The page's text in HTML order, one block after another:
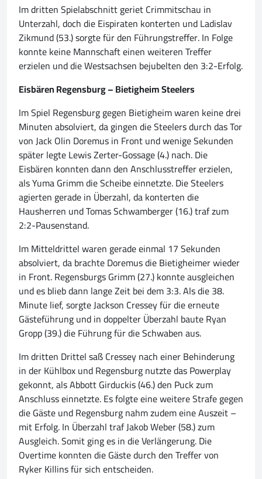
Im dritten Spielabschnitt geriet Crimmitschau in
Unterzahl, doch die Eispiraten konterten und Ladislav
Zikmund (53.) sorgte für den Führungstreffer. In Folge
konnte keine Mannschaft einen weiteren Treffer
erzielen und die Westsachsen bejubelten den 3:2-Erfolg.
Eisbären Regensburg – Bietigheim Steelers
Im Spiel Regensburg gegen Bietigheim waren keine drei
Minuten absolviert, da gingen die Steelers durch das Tor
von Jack Olin Doremus in Front und wenige Sekunden
später legte Lewis Zerter-Gossage (4.) nach. Die
Eisbären konnten dann den Anschlusstreffer erzielen,
als Yuma Grimm die Scheibe einnetzte. Die Steelers
agierten gerade in Überzahl, da konterten die
Hausherren und Tomas Schwamberger (16.) traf zum
2:2-Pausenstand.
Im Mitteldrittel waren gerade einmal 17 Sekunden
absolviert, da brachte Doremus die Bietigheimer wieder
in Front. Regensburgs Grimm (27.) konnte ausgleichen
und es blieb dann lange Zeit bei dem 3:3. Als die 38.
Minute lief, sorgte Jackson Cressey für die erneute
Gästeführung und in doppelter Überzahl baute Ryan
Gropp (39.) die Führung für die Schwaben aus.
Im dritten Drittel saß Cressey nach einer Behinderung
in der Kühlbox und Regensburg nutzte das Powerplay
gekonnt, als Abbott Girduckis (46.) den Puck zum
Anschluss einnetzte. Es folgte eine weitere Strafe gegen
die Gäste und Regensburg nahm zudem eine Auszeit –
mit Erfolg. In Überzahl traf Jakob Weber (58.) zum
Ausgleich. Somit ging es in die Verlängerung. Die
Overtime konnten die Gäste durch den Treffer von
Ryker Killins für sich entscheiden.